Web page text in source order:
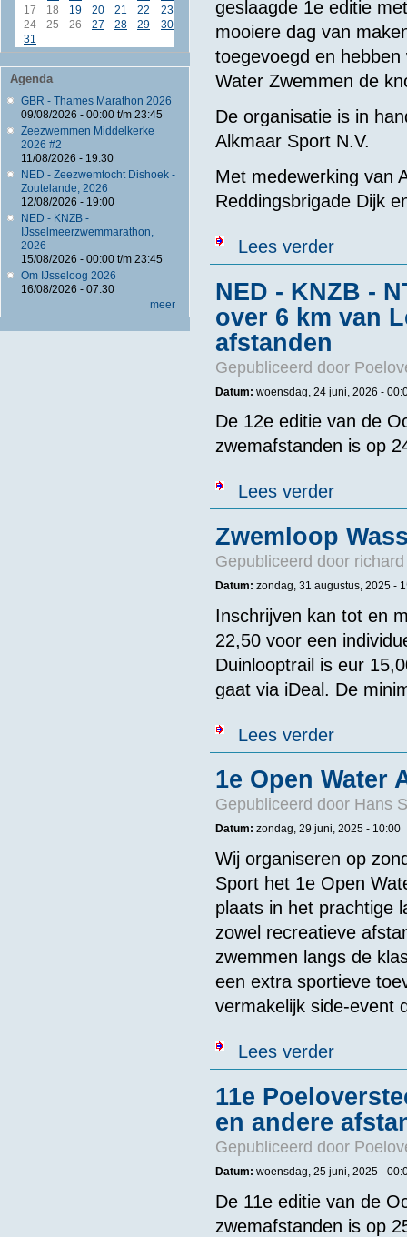
17
18 19 20 21 22
23
24
25 26 27 28 29
30
31
Agenda
GBR - Thames Marathon 2026
09/08/2026 - 00:00t/m 23:45
Zeezwemmen Middelkerke
2026 #2
11/08/2026 - 19:30
NED - Zeezwemtocht Dishoek -
Zoutelande, 2026
12/08/2026 - 19:00
NED - KNZB -
IJsselmeerzwemmarathon,
2026
15/08/2026 - 00:00t/m 23:45
Om IJsseloog 2026
16/08/2026 - 07:30
meer
geslaagde 1e editie
mooiere dag van
toegevoegd en
Water Zwemmen de
De organisatie is in
Alkmaar Sport N.V.
Met medewerking van
Reddingsbrigade Dijk
Lees verderover Open
NED - KNZB -
over 6 km van
afstanden
Gepubliceerd door
Datum: woensdag, 24 juni, 2026 -
De 12e editie van de
zwemafstanden is op
Lees verderover NED -
Zwemloop
Gepubliceerd door
Datum: zondag, 31 augustus, 2025 -
Inschrijven kan tot en
22,50 voor een
Duinlooptrail is eur
gaat via iDeal. De
Lees verderover
1e Open Water
Gepubliceerd door Hans
Datum: zondag, 29 juni, 2025 - 10:00
Wij organiseren op
Sport het 1e Open
plaats in het prachtige
zowel recreatieve
zwemmen langs de
een extra sportieve
vermakelijk side-event
Lees verderover 1e Open
11e
en andere
Gepubliceerd door
Datum: woensdag, 25 juni, 2025 -
De 11e editie van de
zwemafstanden is op